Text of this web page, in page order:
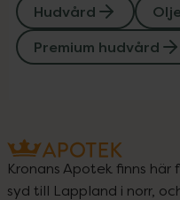
Hudvård
Premium hudvård
Kronans Apotek finns här
syd till Lappland i norr,